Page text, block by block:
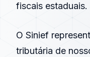
fiscais estaduais.
O Sinief
tributária de